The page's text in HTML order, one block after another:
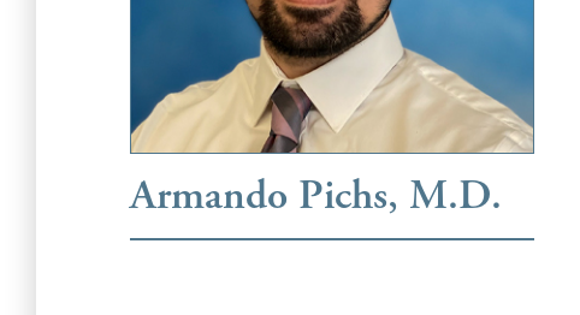
Armando Pichs, M.D.